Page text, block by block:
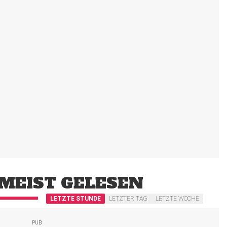
GELESEN
LETZTE STUNDE LETZTER TAG LETZTE WOCHE